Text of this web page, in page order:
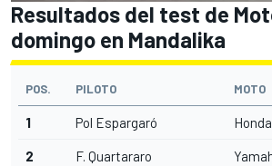
Resultados del test de
domingo en Mandalika
POS. PILOTO MOTO
1 Pol Espargaró Honda
2 F. Quartararo